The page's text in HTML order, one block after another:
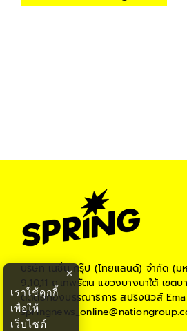
บริษัท เนชั่น กรุ๊ป (ไทยแลนด์) จำกัด (ม
9,10,11 ถ.เทพรัตน แขวงบางนาใต้ เขต
ติดต่อกองบรรณาธิการ สปริงนิวส์
×
เราใช้คุกกี้
เพื่อให้
เว็บไซต์